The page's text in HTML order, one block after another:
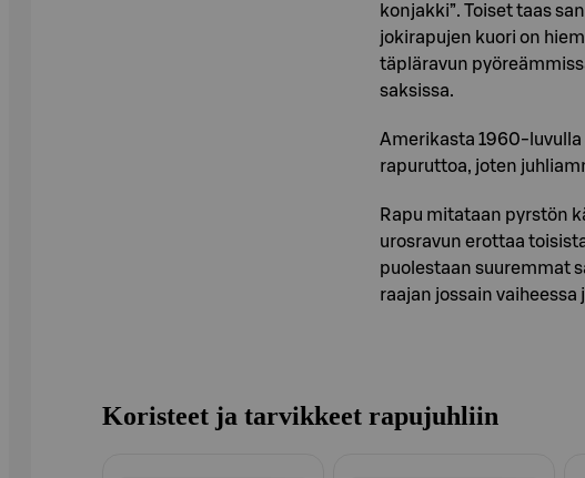
konjakki”. Toiset taas
jokirapujen kuori on
täpläravun
saksissa.
Amerikasta 1960-luvulla
rapuruttoa, joten
Rapu mitataan pyrstön
urosravun erottaa
puolestaan suuremmat
raajan jossain vaiheessa
Koristeet ja tarvikkeet rapujuhliin